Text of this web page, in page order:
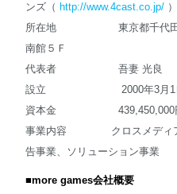
ンズ（ http://www.4cast.co.jp/）
所在地 東京都千代田区二
南館５Ｆ
代表者 吾妻 光良
設立 2000年3月1
資本金 439,450,000円（
事業内容 クロスメディア
告事業、ソリューション事業
■more games会社概要